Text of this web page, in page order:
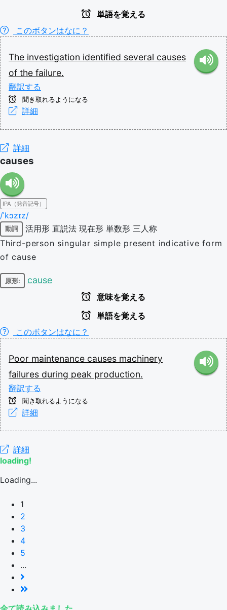
単語を覚える
このボタンはなに？
The investigation identified several causes
of the failure.
翻訳する
聞き取れるようになる
詳細
詳細
causes
IPA（発音記号）
/ˈkɔzɪz/
動詞 活用形 直説法 現在形 単数形 三人称
Third-person singular simple present indicative form
of cause
原形: cause
意味を覚える
単語を覚える
このボタンはなに？
Poor maintenance causes machinery
failures during peak production.
翻訳する
聞き取れるようになる
詳細
詳細
loading!
Loading...
1
2
3
4
5
...